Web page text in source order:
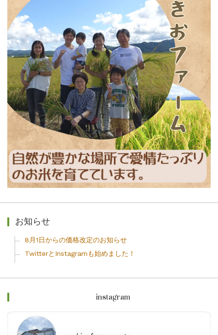
お知らせ
8月1日からの価格改定のお知らせ
TwitterとInstagramも始めました！
instagram